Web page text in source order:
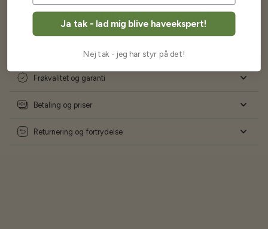
Ofte stillede spørgsmål
Levering og forsendelse
Frøkvalitet og garanti
Betaling og priser
Returnering og fortrydelse
Ja tak - lad mig blive haveekspert!
Nej tak - jeg har styr på det!